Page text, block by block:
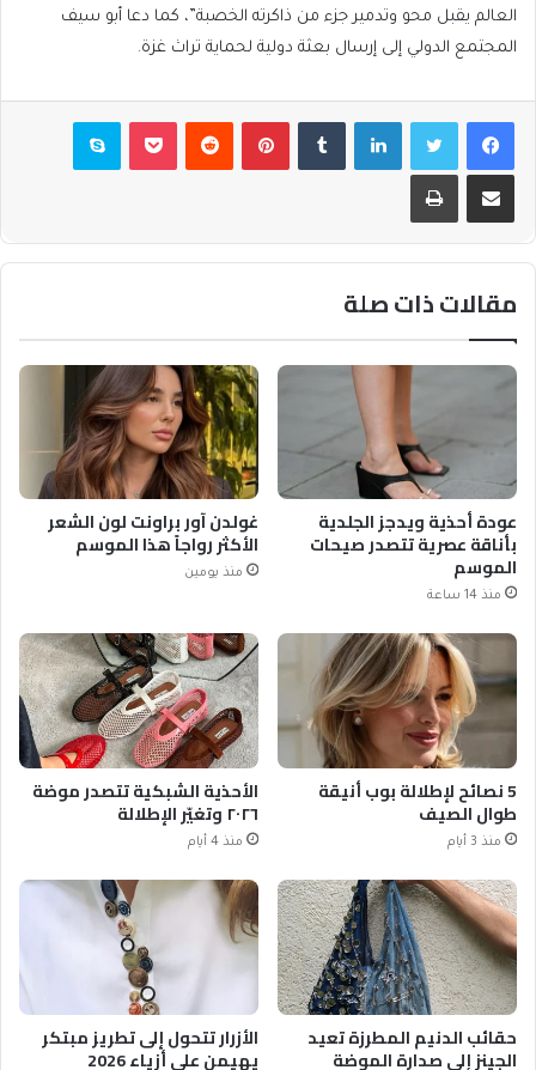
العالم يقبل محو وتدمير جزء من ذاكرته الخصبة”، كما دعا أبو سيف
المجتمع الدولي إلى إرسال بعثة دولية لحماية تراث غزة.
فيسبوكتويتر لينكدإن بينتيريست بوكيت سكايب
مشاركة عبر البريد طباعة
مقالات ذات صلة
عودة أحذية ويدجز الجلدية
بأناقة عصرية تتصدر صيحات
الموسم
منذ 14 ساعة
غولدن آور براونت لون الشعر
الأكثر رواجاً هذا الموسم
منذ يومين
5 نصائح لإطلالة بوب أنيقة
طوال الصيف
منذ 3 أيام
الأحذية الشبكية تتصدر موضة
٢٠٢٦ وتغيّر الإطلالة
منذ 4 أيام
حقائب الدنيم المطرزة تعيد
الجينز إلى صدارة الموضة
الأزرار تتحول إلى تطريز مبتكر
يهيمن على أزياء 2026